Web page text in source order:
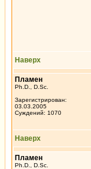
Наверх
Пламен
Ph.D., D.Sc.
Зарегистрирован:
03.03.2005
Суждений: 1070
Наверх
Пламен
Ph.D., D.Sc.